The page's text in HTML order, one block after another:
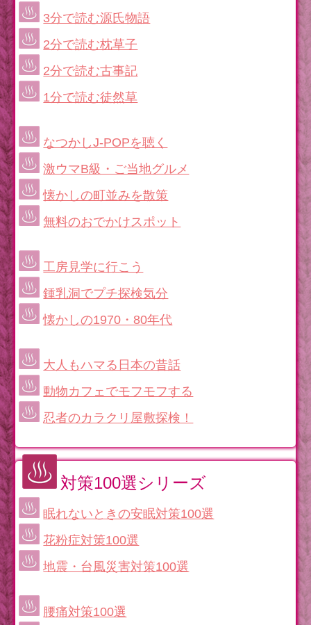
3分で読む源氏物語
2分で読む枕草子
2分で読む古事記
1分で読む徒然草
なつかしJ-POPを聴く
激ウマB級・ご当地グルメ
懐かしの町並みを散策
無料のおでかけスポット
工房見学に行こう
鍾乳洞でプチ探検気分
懐かしの1970・80年代
大人もハマる日本の昔話
動物カフェでモフモフする
忍者のカラクリ屋敷探検！
対策100選シリーズ
眠れないときの安眠対策100選
花粉症対策100選
地震・台風災害対策100選
腰痛対策100選